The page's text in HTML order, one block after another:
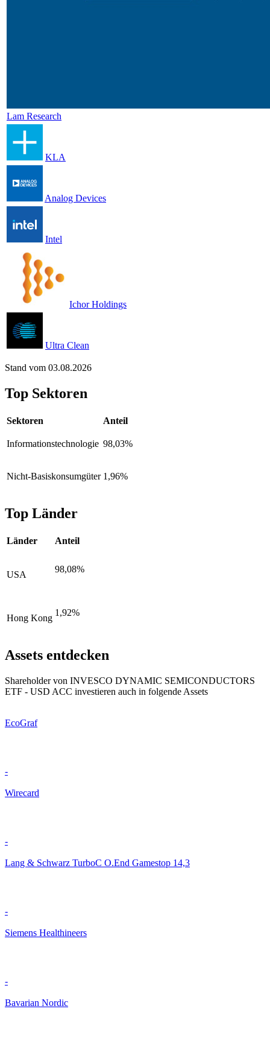
Lam Research
KLA
Analog Devices
Intel
Ichor Holdings
Ultra Clean
Stand vom 03.08.2026
Top Sektoren
Sektoren Anteil
Informationstechnologie 98,03%
Nicht-Basiskonsumgüter 1,96%
Top Länder
Länder Anteil
USA
98,08%
Hong Kong
1,92%
Assets entdecken
Shareholder von INVESCO DYNAMIC SEMICONDUCTORS
ETF - USD ACC investieren auch in folgende Assets
EcoGraf
-
Wirecard
-
Lang & Schwarz TurboC O.End Gamestop 14,3
-
Siemens Healthineers
-
Bavarian Nordic